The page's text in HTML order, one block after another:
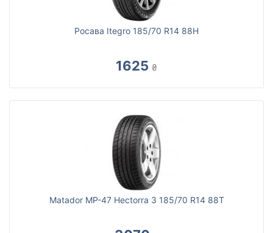
Росава Itegro 185/70 R14 88H
1625 ₴
Matador MP-47 Hectorra 3 185/70 R14 88T